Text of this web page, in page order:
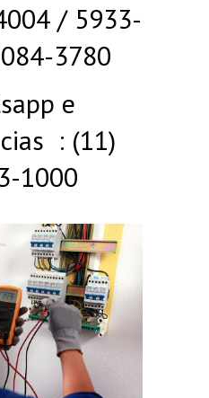
/ 5933-
3780
e
: (11)
1000